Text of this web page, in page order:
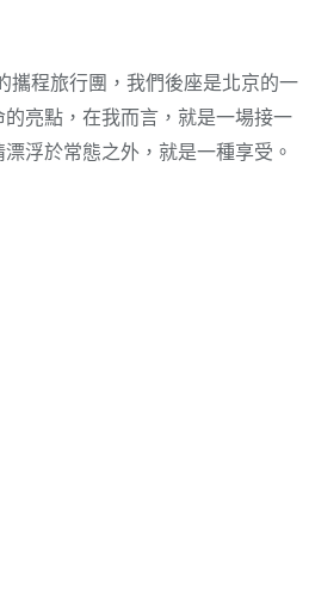
攜程旅行團，我們後座是北京的一
亮點，在我而言，就是一場接一
浮於常態之外，就是一種享受。